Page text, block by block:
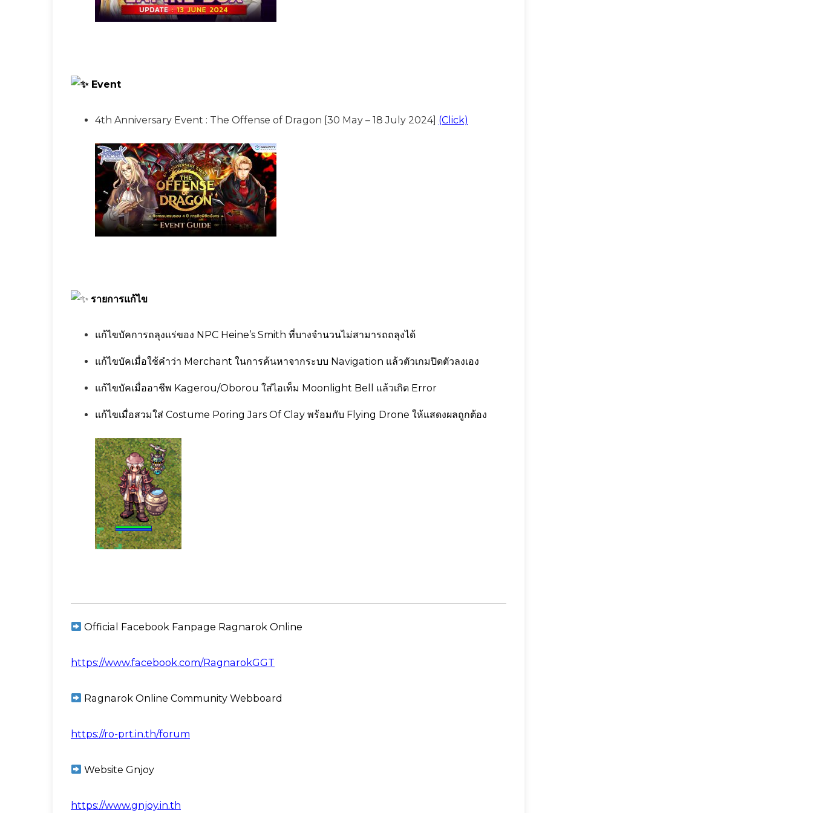
Event
4th Anniversary Event : The Offense of Dragon [30 May – 18 July 2024] (Click)
รายการแก้ไข
แก้ไขบัคการถลุงแร่ของ NPC Heine’s Smith ที่บางจำนวนไม่สามารถถลุงได้
แก้ไขบัคเมื่อใช้คำว่า Merchant ในการค้นหาจากระบบ Navigation แล้วตัวเกมปิดตัวลงเอง
แก้ไขบัคเมื่ออาชีพ Kagerou/Oborou ใส่ไอเท็ม Moonlight Bell แล้วเกิด Error
แก้ไขเมื่อสวมใส่ Costume Poring Jars Of Clay พร้อมกับ Flying Drone ให้แสดงผลถูกต้อง
Official Facebook Fanpage Ragnarok Online
https://www.facebook.com/RagnarokGGT
Ragnarok Online Community Webboard
https://ro-prt.in.th/forum
Website Gnjoy
https://www.gnjoy.in.th